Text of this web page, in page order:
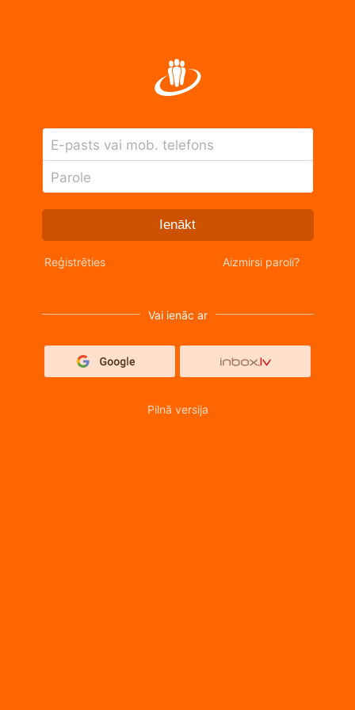
E-pasts vai mob. telefons
Parole
Ienākt
Reģistrēties Aizmirsi paroli?
Vai ienāc ar
Pilnā versija